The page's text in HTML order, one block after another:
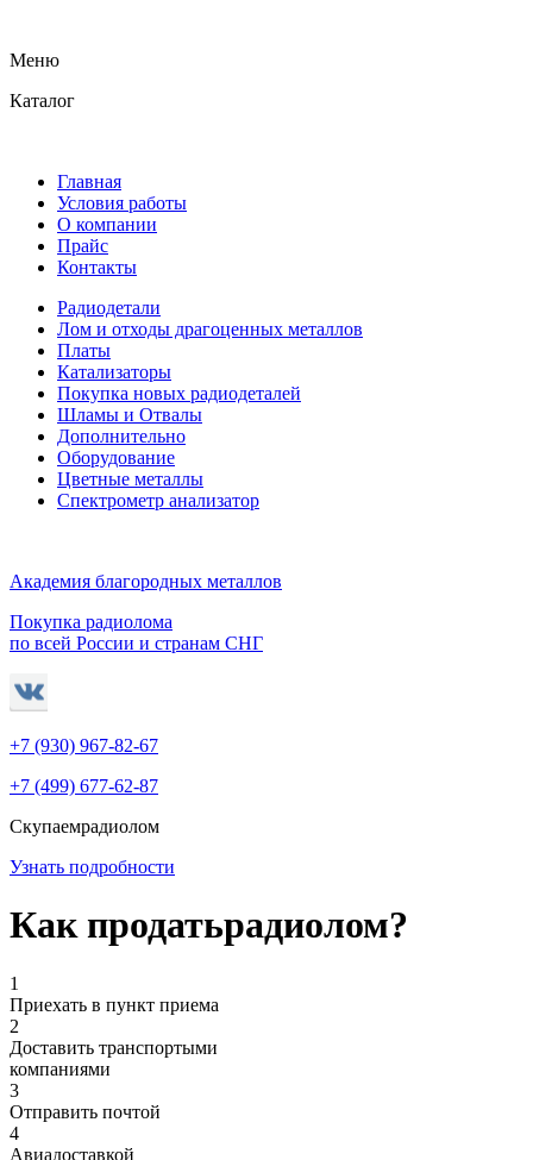
Меню
Каталог
Главная
Условия работы
О компании
Прайс
Контакты
Радиодетали
Лом и отходы драгоценных металлов
Платы
Катализаторы
Покупка новых радиодеталей
Шламы и Отвалы
Дополнительно
Оборудование
Цветные металлы
Спектрометр анализатор
Академия благородных металлов
Покупка радиолома
по всей России и странам СНГ
+7 (930) 967-82-67
+7 (499) 677-62-87
Скупаемрадиолом
Узнать подробности
Как продатьрадиолом?
1
Приехать в пункт приема
2
Доставить транспортыми
компаниями
3
Отправить почтой
4
Авиадоставкой